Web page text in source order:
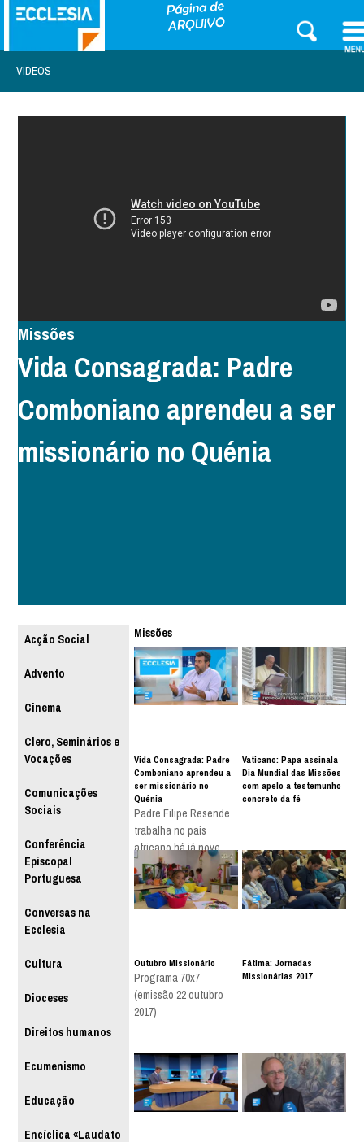
VIDEOS
Missões
Vida Consagrada: Padre
Comboniano aprendeu a ser
missionário no Quénia
Acção Social
Advento
Cinema
Clero, Seminários e
Vocações
Comunicações
Sociais
Conferência
Episcopal
Portuguesa
Conversas na
Ecclesia
Cultura
Dioceses
Direitos humanos
Ecumenismo
Educação
Encíclica «Laudato
Missões
Vida Consagrada: Padre
Comboniano aprendeu a
ser missionário no
Quénia
Padre Filipe Resende
trabalha no país
africano há já nove
anos
Vaticano: Papa assinala
Dia Mundial das Missões
com apelo a testemunho
concreto da fé
Outubro Missionário
Programa 70x7
(emissão 22 outubro
2017)
Fátima: Jornadas
Missionárias 2017